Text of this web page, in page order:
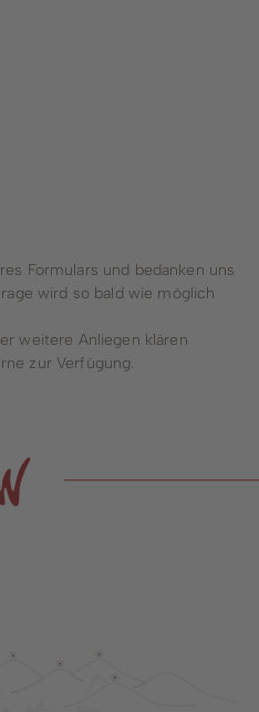
Formulars und bedanken uns
wird so bald wie möglich
weitere Anliegen klären
zur Verfügung.